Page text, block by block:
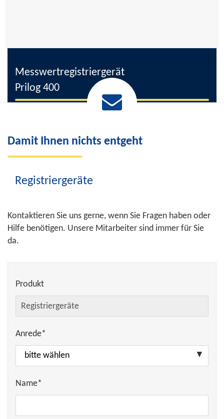
Messwertregistriergerät
Prilog 400
Batterie-Laufzeit bis zu 15 Jahre
LCD-Display mit Hintergrundbeleuchtung und
weitere Informationen
Damit Ihnen nichts entgeht
Registriergeräte
Kontaktieren Sie uns gerne, wenn Sie Fragen haben oder
Hilfe benötigen. Unsere Mitarbeiter sind immer für Sie
da.
Produkt
Anrede*
Name*